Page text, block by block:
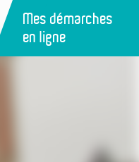
Mes démarches
en ligne